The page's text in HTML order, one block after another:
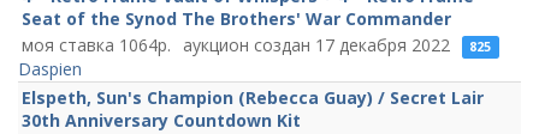
Seat of the Synod The Brothers' War Commander
1064
17 декабря 2022 825
Daspien
Elspeth, Sun's Champion (Rebecca Guay) / Secret Lair
30th Anniversary Countdown Kit